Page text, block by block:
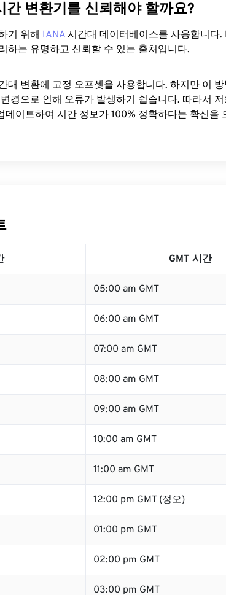
간 변환기를 신뢰해야 할까요?
기 위해 IANA 시간대 데이터베이스를 사용합니다.
하는 유명하고 신뢰할 수 있는 출처입니다.
대 변환에 ​​고정 오프셋을 사용합니다. 하지만 이
경으로 인해 오류가 발생하기 쉽습니다. 따라서 저
데이트하여 시간 정보가 100% 정확하다는 확신을
GMT 시간
05:00 am GMT
06:00 am GMT
07:00 am GMT
08:00 am GMT
09:00 am GMT
10:00 am GMT
11:00 am GMT
12:00 pm GMT (정오)
01:00 pm GMT
02:00 pm GMT
03:00 pm GMT